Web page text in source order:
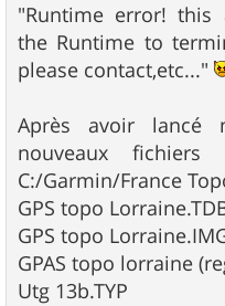
"Runtime error! this
the Runtime to
please contact,etc..."
Après avoir lancé
nouveaux
C:/Garmin/France
GPS topo
GPS topo
GPAS topo lorraine
Utg 13b.TYP